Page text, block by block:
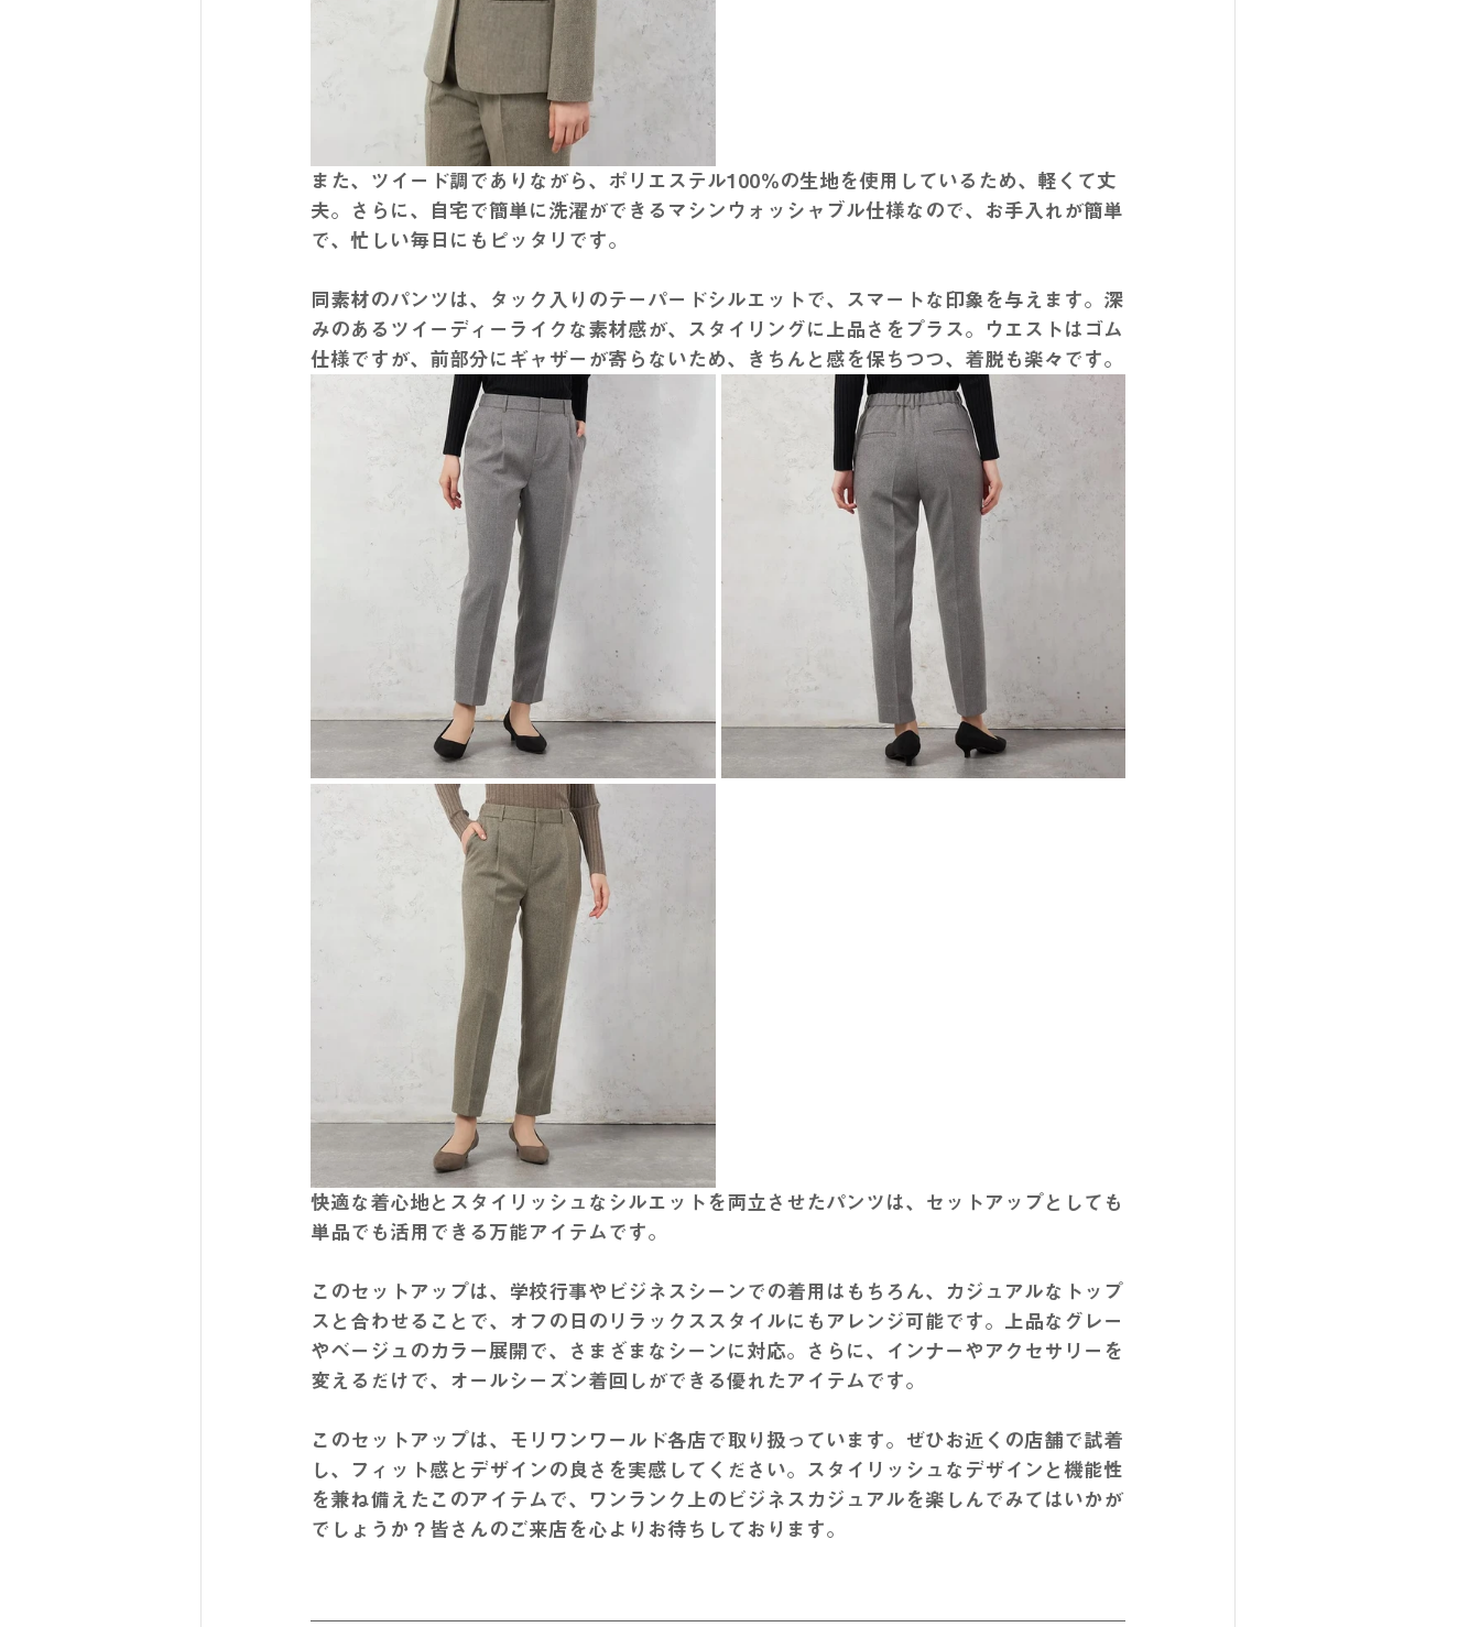
また、ツイード調でありながら、ポリエステル100％の生地を使用しているため、軽くて丈
夫。さらに、自宅で簡単に洗濯ができるマシンウォッシャブル仕様なので、お手入れが簡単
で、忙しい毎日にもピッタリです。
同素材のパンツは、タック入りのテーパードシルエットで、スマートな印象を与えます。深
みのあるツイーディーライクな素材感が、スタイリングに上品さをプラス。ウエストはゴム
仕様ですが、前部分にギャザーが寄らないため、きちんと感を保ちつつ、着脱も楽々です。
快適な着心地とスタイリッシュなシルエットを両立させたパンツは、セットアップとしても
単品でも活用できる万能アイテムです。
このセットアップは、学校行事やビジネスシーンでの着用はもちろん、カジュアルなトップ
スと合わせることで、オフの日のリラックススタイルにもアレンジ可能です。上品なグレー
やベージュのカラー展開で、さまざまなシーンに対応。さらに、インナーやアクセサリーを
変えるだけで、オールシーズン着回しができる優れたアイテムです。
このセットアップは、モリワンワールド各店で取り扱っています。ぜひお近くの店舗で試着
し、フィット感とデザインの良さを実感してください。スタイリッシュなデザインと機能性
を兼ね備えたこのアイテムで、ワンランク上のビジネスカジュアルを楽しんでみてはいかが
でしょうか？ 皆さんのご来店を心よりお待ちしております。